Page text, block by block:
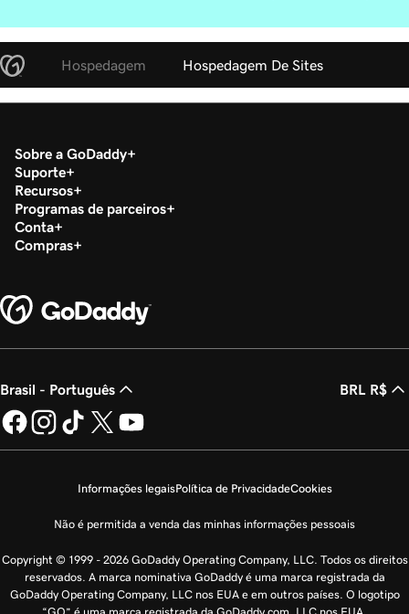
Hospedagem Hospedagem De Sites
Sobre a GoDaddy
Suporte
Recursos
Programas de parceiros
Conta
Compras
Brasil - Português BRL R$
Informações legaisPolítica de PrivacidadeCookies
Não é permitida a venda das minhas informações pessoais
Copyright © 1999 - 2026 GoDaddy Operating Company, LLC. Todos os direitos
reservados. A marca nominativa GoDaddy é uma marca registrada da
GoDaddy Operating Company, LLC nos EUA e em outros países. O logotipo